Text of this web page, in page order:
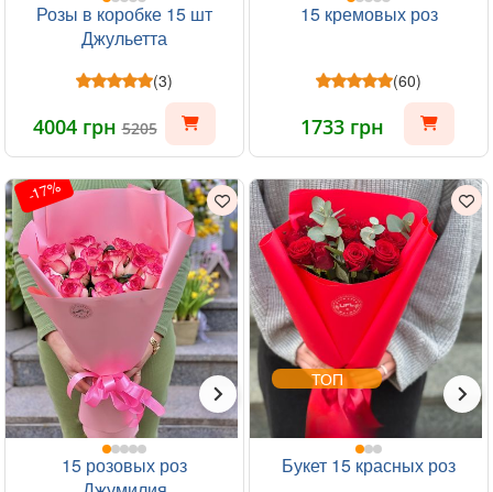
Розы в коробке 15 шт
Джульетта
(3)
4004 грн5205
15 кремовых роз
(60)
1733 грн
-17%
15 розовых роз
ТОП
Букет 15 красных роз